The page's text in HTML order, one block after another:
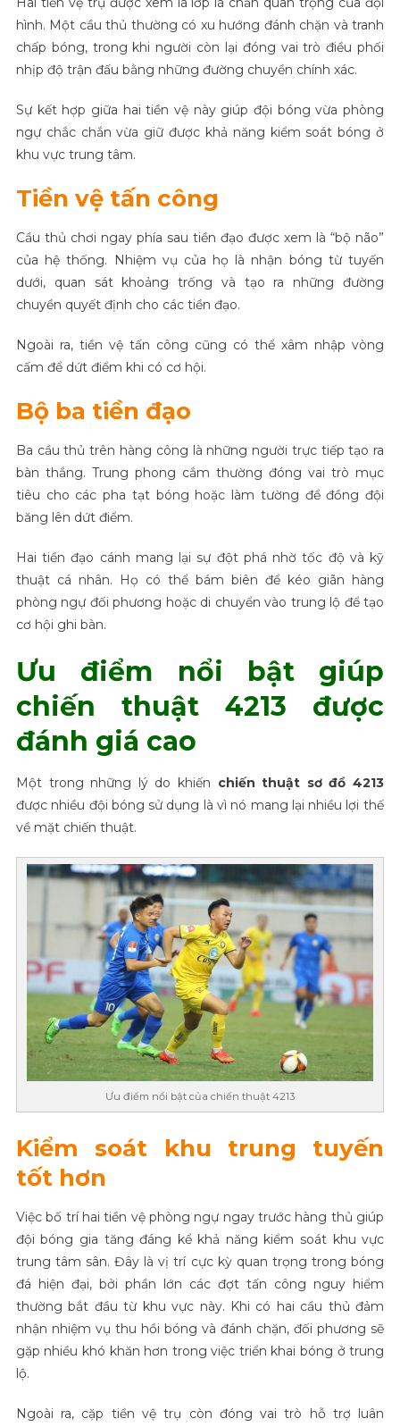
hình. Một cầu thủ thường có xu hướng đánh chặn và tranh
chấp bóng, trong khi người còn lại đóng vai trò điều phối
nhịp độ trận đấu bằng những đường chuyền chính xác.
Sự kết hợp giữa hai tiền vệ này giúp đội bóng vừa phòng
ngự chắc chắn vừa giữ được khả năng kiểm soát bóng ở
khu vực trung tâm.
Tiền vệ tấn công
Cầu thủ chơi ngay phía sau tiền đạo được xem là “bộ não”
của hệ thống. Nhiệm vụ của họ là nhận bóng từ tuyến
dưới, quan sát khoảng trống và tạo ra những đường
chuyền quyết định cho các tiền đạo.
Ngoài ra, tiền vệ tấn công cũng có thể xâm nhập vòng
cấm để dứt điểm khi có cơ hội.
Bộ ba tiền đạo
Ba cầu thủ trên hàng công là những người trực tiếp tạo ra
bàn thắng. Trung phong cắm thường đóng vai trò mục
tiêu cho các pha tạt bóng hoặc làm tường để đồng đội
băng lên dứt điểm.
Hai tiền đạo cánh mang lại sự đột phá nhờ tốc độ và kỹ
thuật cá nhân. Họ có thể bám biên để kéo giãn hàng
phòng ngự đối phương hoặc di chuyển vào trung lộ để tạo
cơ hội ghi bàn.
Ưu điểm nổi bật giúp
chiến thuật 4213 được
đánh giá cao
Một trong những lý do khiến chiến thuật sơ đồ 4213
được nhiều đội bóng sử dụng là vì nó mang lại nhiều lợi thế
về mặt chiến thuật.
Ưu điểm nổi bật của chiến thuật 4213
Kiểm soát khu trung tuyến
tốt hơn
Việc bố trí hai tiền vệ phòng ngự ngay trước hàng thủ giúp
đội bóng gia tăng đáng kể khả năng kiểm soát khu vực
trung tâm sân. Đây là vị trí cực kỳ quan trọng trong bóng
đá hiện đại, bởi phần lớn các đợt tấn công nguy hiểm
thường bắt đầu từ khu vực này. Khi có hai cầu thủ đảm
nhận nhiệm vụ thu hồi bóng và đánh chặn, đối phương sẽ
gặp nhiều khó khăn hơn trong việc triển khai bóng ở trung
lộ.
Ngoài ra, cặp tiền vệ trụ còn đóng vai trò hỗ trợ luân